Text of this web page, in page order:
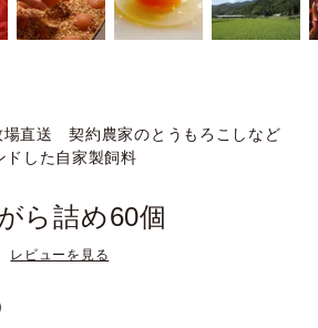
場直送 契約農家のとうもろこしなど
ドした自家製飼料
ら詰め60個
レビューを見る